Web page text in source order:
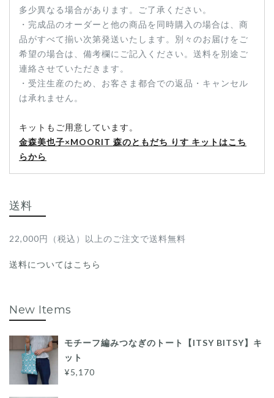
多少異なる場合があります。ご了承ください。
・完成品のオーダーと他の商品を同時購入の場合は、商
品がすべて揃い次第発送いたします。別々のお届けをご
希望の場合は、備考欄にご記入ください。送料を別途ご
連絡させていただきます。
・受注生産のため、お客さま都合での返品・キャンセル
は承れません。
キットもご用意しています。
金森美也子×MOORIT 森のともだち りす キットはこち
らから
送料
22,000円（税込）以上のご注文で送料無料
送料についてはこちら
New Items
モチーフ編みつなぎのトート【ITSY BITSY】キ
ット
¥5,170